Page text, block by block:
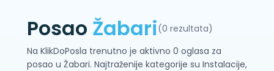
Posao Žabari(0 rezultata)
Na KlikDoPosla trenutno je aktivno 0 oglasa za
posao u Žabari. Najtraženije kategorije su Instalacije,